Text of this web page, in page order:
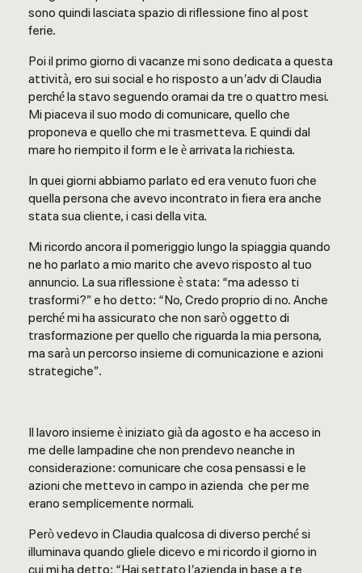
sono quindi lasciata spazio di riflessione fino al post
ferie.
Poi il primo giorno di vacanze mi sono dedicata a questa
attività, ero sui social e ho risposto a un’adv di Claudia
perché la stavo seguendo oramai da tre o quattro mesi.
Mi piaceva il suo modo di comunicare, quello che
proponeva e quello che mi trasmetteva. E quindi dal
mare ho riempito il form e le è arrivata la richiesta.
In quei giorni abbiamo parlato ed era venuto fuori che
quella persona che avevo incontrato in fiera era anche
stata sua cliente, i casi della vita.
Mi ricordo ancora il pomeriggio lungo la spiaggia quando
ne ho parlato a mio marito che avevo risposto al tuo
annuncio. La sua riflessione è stata: “ma adesso ti
trasformi?” e ho detto: “No, Credo proprio di no. Anche
perché mi ha assicurato che non sarò oggetto di
trasformazione per quello che riguarda la mia persona,
ma sarà un percorso insieme di comunicazione e azioni
strategiche”.
Il lavoro insieme è iniziato già da agosto e ha acceso in
me delle lampadine che non prendevo neanche in
considerazione: comunicare che cosa pensassi e le
azioni che mettevo in campo in azienda che per me
erano semplicemente normali.
Però vedevo in Claudia qualcosa di diverso perché si
illuminava quando gliele dicevo e mi ricordo il giorno in
cui mi ha detto: “Hai settato l’azienda in base a te